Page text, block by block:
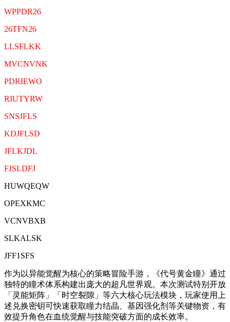
WPPDR26
26TFN26
LLSFLKK
MVCNVNK
PDRIEWO
RIUTYRW
SNSJFLS
KDJFLSD
JFLKJDL
FJSLDFJ
HUWQEQW
OPEXKMC
VCNVBXB
SLKALSK
JFF1SFS
作为以异能觉醒为核心的策略冒险手游，《代号黄金瞳》通过
独特的瞳术体系构建出庞大的超凡世界观。本次测试特别开放
「灵能矩阵」「时空裂隙」等六大核心玩法模块，玩家使用上
述兑换密钥可快速获取瞳力结晶、基因强化剂等关键物资，有
效提升角色在血统觉醒与技能突破方面的成长效率。